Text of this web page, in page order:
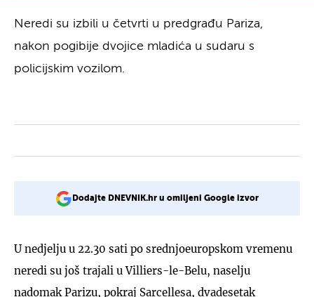
Neredi su izbili u četvrti u predgrađu Pariza,
nakon pogibije dvojice mladića u sudaru s
policijskim vozilom.
Dodajte DNEVNIK.hr u omiljeni Google izvor
U nedjelju u 22.30 sati po srednjoeuropskom vremenu
neredi su još trajali u Villiers-le-Belu, naselju
nadomak Parizu, pokraj Sarcellesa, dvadesetak